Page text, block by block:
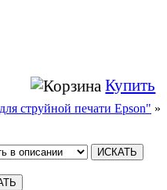
Купить
струйной печати Epson" »